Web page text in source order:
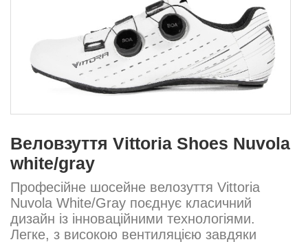
Веловзуття Vittoria Shoes Nuvola
white/gray
Професійне шосейне велозуття Vittoria
Nuvola White/Gray поєднує класичний
дизайн із інноваційними технологіями.
Легке, з високою вентиляцією завдяки